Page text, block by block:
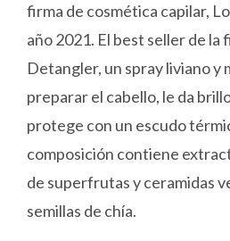
firma de cosmética capilar,
año 2021. El best seller de la
Detangler, un spray liviano y
preparar el cabello, le da
protege con un escudo
composición contiene
de superfrutas y ceramidas
semillas de chía.